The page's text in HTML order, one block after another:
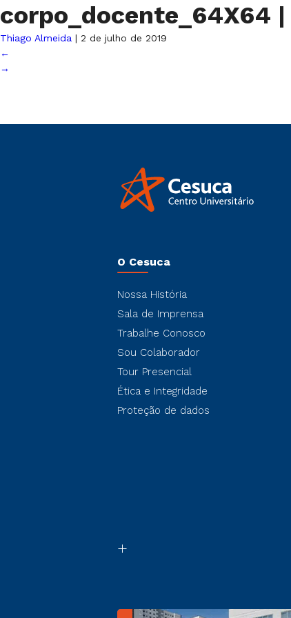
corpo_docente_64X64 |
Thiago Almeida | 2 de julho de 2019
←
→
O Cesuca
Nossa História
Sala de Imprensa
Trabalhe Conosco
Sou Colaborador
Tour Presencial
Ética e Integridade
Proteção de dados